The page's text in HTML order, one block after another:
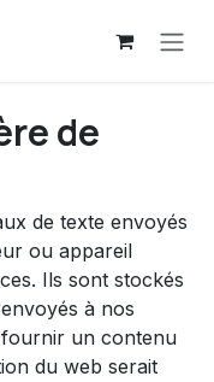
de
de texte envoyés
ou appareil
Ils sont stockés
à nos
un contenu
du web serait